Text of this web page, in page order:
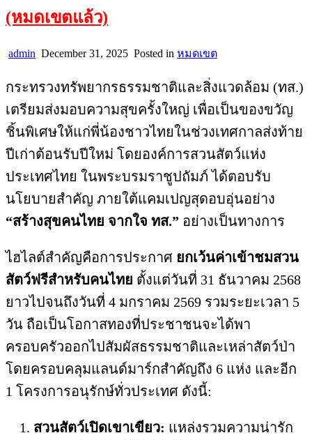
(หมดเขตแล้ว)
admin December 31, 2025 Posted in หมดเขต
กระทรวงทรัพยากรธรรมชาติและสิ่งแวดล้อม (ทส.)
เตรียมส่งมอบความสุขครั้งใหญ่ เพื่อเป็นของขวัญ
ชิ้นพิเศษให้แก่พี่น้องชาวไทยในช่วงเทศกาลส่งท้าย
ปีเก่าต้อนรับปีใหม่ โดยองค์การสวนสัตว์แห่ง
ประเทศไทย ในพระบรมราชูปถัมภ์ ได้ตอบรับ
นโยบายสำคัญ ภายใต้แคมเปญสุดอบอุ่นอย่าง
“สร้างสุขคนไทย จากใจ ทส.” อย่างเป็นทางการ
ไฮไลต์สำคัญคือการประกาศ ยกเว้นค่าเข้าชมสวน
สัตว์ฟรีสำหรับคนไทย ตั้งแต่วันที่ 31 ธันวาคม 2568
ยาวไปจนถึงวันที่ 4 มกราคม 2569 รวมระยะเวลา 5
วัน ถือเป็นโอกาสทองที่ประชาชนจะได้พา
ครอบครัวออกไปสัมผัสธรรมชาติและเหล่าสัตว์ป่า
โดยครอบคลุมแลนด์มาร์กสำคัญถึง 6 แห่ง และอีก
1 โครงการอนุรักษ์ทั่วประเทศ ดังนี้:
สวนสัตว์เปิดเขาเขียว: แหล่งรวมความน่ารัก